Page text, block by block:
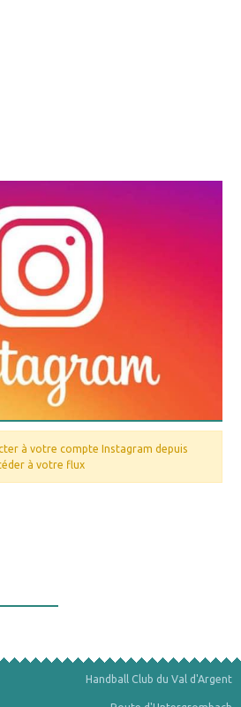
à votre compte Instagram depuis
à votre flux
Handball Club du Val d'Argent